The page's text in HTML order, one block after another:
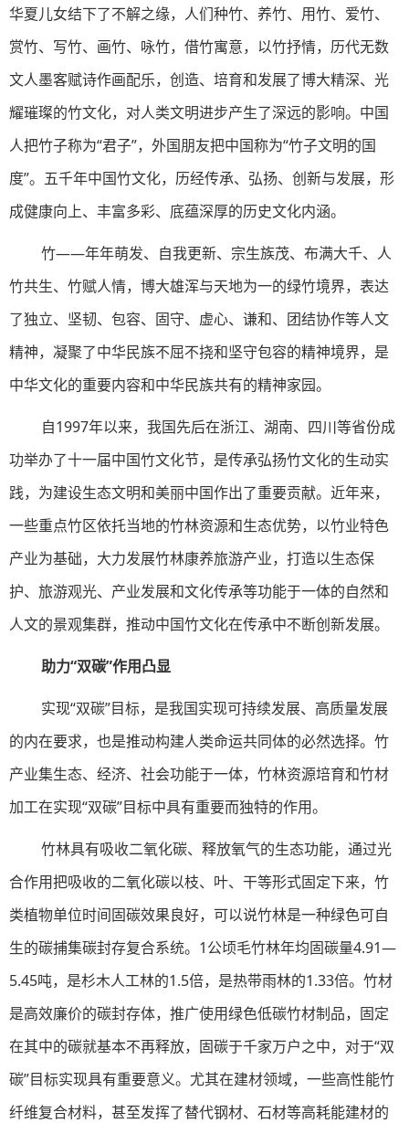
华夏儿女结下了不解之缘，人们种竹、养竹、用竹、爱竹、
赏竹、写竹、画竹、咏竹，借竹寓意，以竹抒情，历代无数
文人墨客赋诗作画配乐，创造、培育和发展了博大精深、光
耀璀璨的竹文化，对人类文明进步产生了深远的影响。中国
人把竹子称为“君子”，外国朋友把中国称为“竹子文明的国
度”。五千年中国竹文化，历经传承、弘扬、创新与发展，形
成健康向上、丰富多彩、底蕴深厚的历史文化内涵。
竹——年年萌发、自我更新、宗生族茂、布满大千、人
竹共生、竹赋人情，博大雄浑与天地为一的绿竹境界，表达
了独立、坚韧、包容、固守、虚心、谦和、团结协作等人文
精神，凝聚了中华民族不屈不挠和坚守包容的精神境界，是
中华文化的重要内容和中华民族共有的精神家园。
自1997年以来，我国先后在浙江、湖南、四川等省份成
功举办了十一届中国竹文化节，是传承弘扬竹文化的生动实
践，为建设生态文明和美丽中国作出了重要贡献。近年来，
一些重点竹区依托当地的竹林资源和生态优势，以竹业特色
产业为基础，大力发展竹林康养旅游产业，打造以生态保
护、旅游观光、产业发展和文化传承等功能于一体的自然和
人文的景观集群，推动中国竹文化在传承中不断创新发展。
助力“双碳”作用凸显
实现“双碳”目标，是我国实现可持续发展、高质量发展
的内在要求，也是推动构建人类命运共同体的必然选择。竹
产业集生态、经济、社会功能于一体，竹林资源培育和竹材
加工在实现“双碳”目标中具有重要而独特的作用。
竹林具有吸收二氧化碳、释放氧气的生态功能，通过光
合作用把吸收的二氧化碳以枝、叶、干等形式固定下来，竹
类植物单位时间固碳效果良好，可以说竹林是一种绿色可自
生的碳捕集碳封存复合系统。1公顷毛竹林年均固碳量4.91—
5.45吨，是杉木人工林的1.5倍，是热带雨林的1.33倍。竹材
是高效廉价的碳封存体，推广使用绿色低碳竹材制品，固定
在其中的碳就基本不再释放，固碳于千家万户之中，对于“双
碳”目标实现具有重要意义。尤其在建材领域，一些高性能竹
纤维复合材料，甚至发挥了替代钢材、石材等高耗能建材的